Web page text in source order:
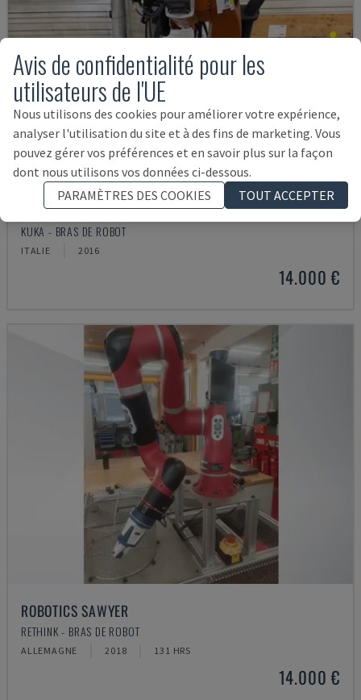
KR 210 R2700 EXTRA
KUKA - BRAS DE ROBOT
ITALIE 2016
14.000 €
ROBOTICS SAWYER
RETHINK - BRAS DE ROBOT
ALLEMAGNE 2018 131 HRS
14.000 €
Avis de confidentialité pour les
utilisateurs de l'UE
Nous utilisons des cookies pour améliorer votre expérience,
analyser l'utilisation du site et à des fins de marketing. Vous
pouvez gérer vos préférences et en savoir plus sur la façon
dont nous utilisons vos données ci-dessous.
PARAMÈTRES DES COOKIES
TOUT ACCEPTER